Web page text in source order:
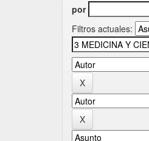
por
Filtros actuales: